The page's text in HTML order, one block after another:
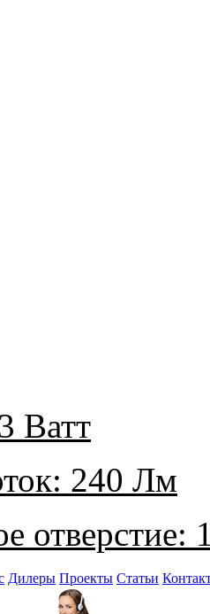
Ватт
240 Лм
отверстие:
Дилеры Проекты Статьи